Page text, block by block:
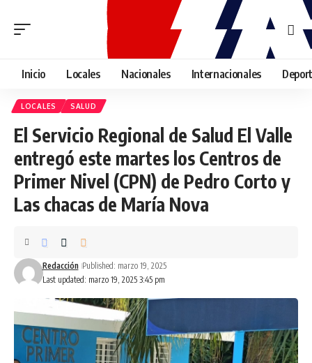
Inicio Locales Nacionales Internacionales
LOCALES SALUD
El Servicio Regional de Salud El Valle
entregó este martes los Centros de
Primer Nivel (CPN) de Pedro Corto y
Las chacas de María Nova
Last updated: marzo 19, 2025 3:45 pm
Redacción Published: marzo 19, 2025